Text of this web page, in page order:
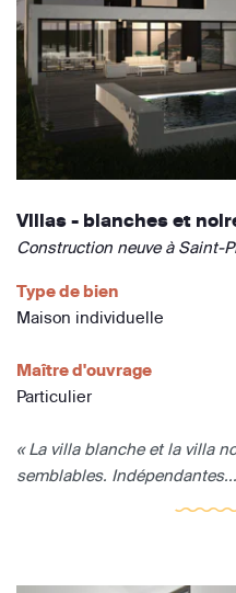
Villas - blanches et
Construction neuve à Saint-
Type de bien
Maison individuelle
Maître d'ouvrage
Particulier
« La villa blanche et la villa
semblables.